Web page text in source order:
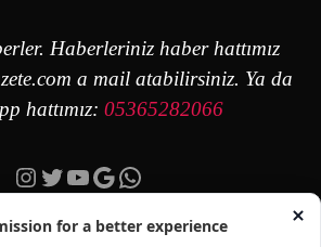
Haberleriniz haber hattımız
a mail atabilirsiniz. Ya da
hattımız: 05365282066
Instagram
Twitter
YouTube
Google
https://wa.me/